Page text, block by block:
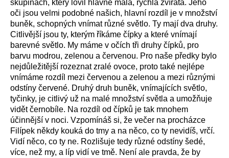
skupinách, který lovil hlavně malá, rychlá zvířata. Jeho
oči jsou velmi podobné našich, hlavní rozdíl je v množství
buněk, schopných vnímat různé světlo. Ty mají dva druhy.
Citlivější jsou ty, kterým říkáme čípky a které vnímají
barevné světlo. My máme v očích tři druhy čípků, pro
barvu modrou, zelenou a červenou. Pro naše předky bylo
nejdůležitější rozeznat zralé ovoce, proto také nejlépe
vnímáme rozdíl mezi červenou a zelenou a mezi různými
odstíny červené. Druhý druh buněk, vnímajících světlo,
tyčinky, je citlivý už na malé množství světla a umožňuje
vidět černobíle. Na rozdíl od čípků je tak mnohem
účinnější v noci. Vzpomínáš si, že večer na procházce
Filípek někdy kouká do tmy a na něco, co ty nevidíš, vrčí.
Vidí něco, co ty ne. Rozlišuje tedy různé odstíny šedé,
více, než my, a líp vidí ve tmě. Není ale pravda, že by